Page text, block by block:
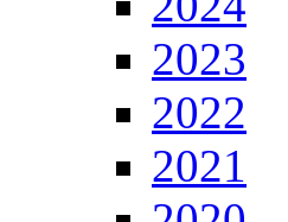
2023
2022
2021